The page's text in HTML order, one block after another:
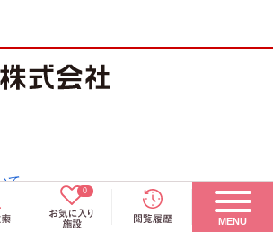
0
MENU
て
と共同利用に関するご案内